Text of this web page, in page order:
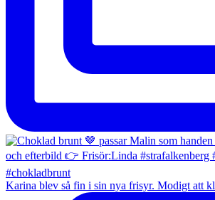
Karina blev så fin i sin nya frisyr. Modigt att kl